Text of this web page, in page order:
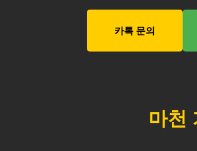
카톡 문의
마천